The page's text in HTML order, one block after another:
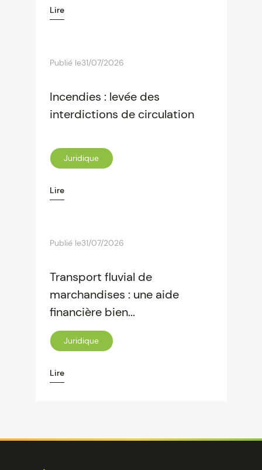
Lire
Publié le31/07/2026
Incendies : levée des
interdictions de circulation
Juridique
Lire
Publié le31/07/2026
Transport fluvial de
marchandises : une aide
financière bien...
Juridique
Lire